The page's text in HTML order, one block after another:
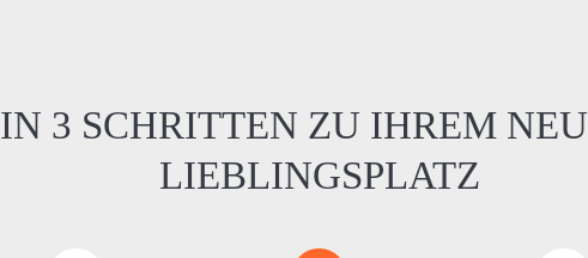
IN 3 SCHRITTEN ZU IHREM
LIEBLINGSPLATZ